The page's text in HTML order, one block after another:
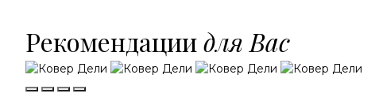
Рекомендациидля Вас